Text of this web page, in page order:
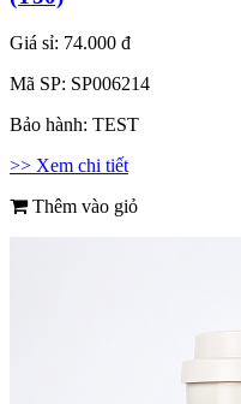
Giá sỉ: 74.000 đ
Mã SP: SP006214
Bảo hành: TEST
>> Xem chi tiết
Thêm vào giỏ